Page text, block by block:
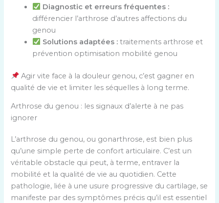
Diagnostic et erreurs fréquentes :
différencier l’arthrose d’autres affections du
genou
Solutions adaptées :traitements arthrose et
prévention optimisation mobilité genou
Agir vite face à la douleur genou, c’est gagner en
qualité de vie et limiter les séquelles à long terme.
Arthrose du genou : les signaux d’alerte à ne pas
ignorer
L’arthrose du genou, ou gonarthrose, est bien plus
qu’une simple perte de confort articulaire. C’est un
véritable obstacle qui peut, à terme, entraver la
mobilité et la qualité de vie au quotidien. Cette
pathologie, liée à une usure progressive du cartilage, se
manifeste par des symptômes précis qu’il est essentiel